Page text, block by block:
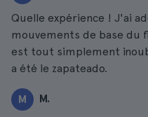
Quelle expérience ! J'ai
mouvements de base du
est tout simplement
a été le zapateado.
M M.